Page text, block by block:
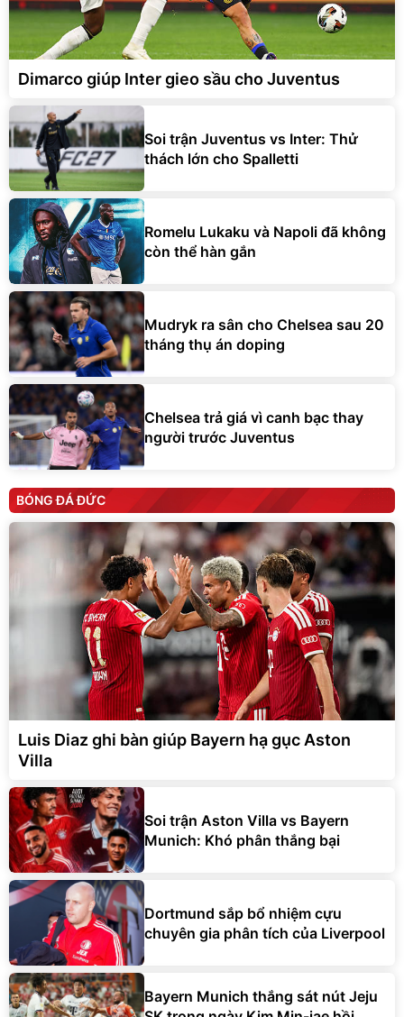
Dimarco giúp Inter gieo sầu cho Juventus
Soi trận Juventus vs Inter: Thử
thách lớn cho Spalletti
Romelu Lukaku và Napoli đã không
còn thể hàn gắn
Mudryk ra sân cho Chelsea sau 20
tháng thụ án doping
Chelsea trả giá vì canh bạc thay
người trước Juventus
BÓNG ĐÁ ĐỨC
Luis Diaz ghi bàn giúp Bayern hạ gục Aston
Villa
Soi trận Aston Villa vs Bayern
Munich: Khó phân thắng bại
Dortmund sắp bổ nhiệm cựu
chuyên gia phân tích của Liverpool
Bayern Munich thắng sát nút Jeju